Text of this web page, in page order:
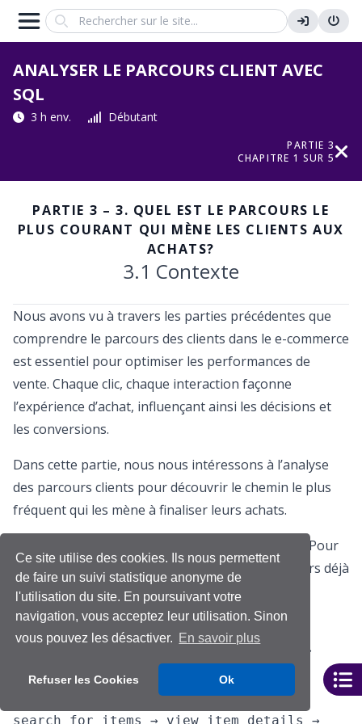
Ce site utilise des cookies. Ils nous permettent
de faire un suivi statistique anonyme de
l'utilisation du site. En poursuivant votre
navigation, vous acceptez leur utilisation. Sinon
vous pouvez les désactiver. En savoir plus
Refuser les Cookies Ok
Search
ANALYSER LE PARCOURS CLIENT AVEC
SQL
3 h env. Débutant
PARTIE 3
CHAPITRE 1 SUR 5
PARTIE 3 – 3. QUEL EST LE PARCOURS LE
PLUS COURANT QUI MÈNE LES CLIENTS AUX
ACHATS?
3.1 Contexte
Nous avons vu à travers les parties précédentes que
comprendre le parcours des clients dans le e-commerce
est essentiel pour optimiser les performances de
vente. Chaque clic, chaque interaction façonne
l’expérience d’achat, influençant ainsi les décisions et
les conversions.
Dans cette partie, nous nous intéressons à l’analyse
des parcours clients pour découvrir le chemin le plus
fréquent qui les mène à finaliser leurs achats.
En réalité, il existe de multiples parcours d’achat. Pour
simplifier, nous nous concentrons sur les parcours déjà
abordés dans la partie précédente, à savoir:
Parcours classique:
home_page_click → view_item_details →
add_to_cart → complete_purchase
Parcours de recherche:home_page →
search_for_items → view_item_details →